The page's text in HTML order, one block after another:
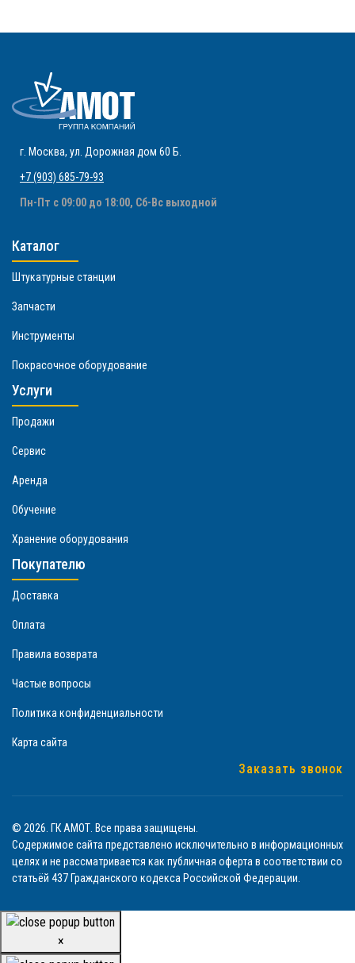
г. Москва, ул. Дорожная дом 60 Б
+7 (903) 685-79-93
Пн-Пт с 09:00 до 18:00, Сб-Вс выходной
Каталог
Штукатурные станции
Запчасти
Инструменты
Покрасочное оборудование
Услуги
Продажи
Сервис
Аренда
Обучение
Хранение оборудования
Покупателю
Доставка
Оплата
Правила возврата
Частые вопросы
Политика конфиденциальности
Карта сайта
Заказать звонок
© 2026. ГК АМОТ. Все права защищены.
Содержимое сайта представлено исключительно в информационных
целях и не рассматривается как публичная оферта в соответствии со
статьёй 437 Гражданского кодекса Российской Федерации.
×